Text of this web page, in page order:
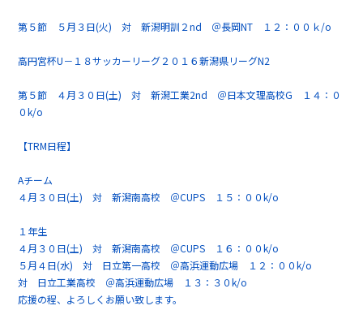
第５節 ５月３日(火) 対 新潟明訓２nd ＠長岡NT １２：００ｋ/o
高円宮杯U－１８サッカーリーグ２０１６新潟県リーグN2
第５節 ４月３０日(土) 対 新潟工業2nd ＠日本文理高校G １４：０
０k/o
【TRM日程】
Aチーム
４月３０日(土) 対 新潟南高校 ＠CUPS １５：００k/o
１年生
４月３０日(土) 対 新潟南高校 ＠CUPS １６：００k/o
５月４日(水) 対 日立第一高校 ＠高浜運動広場 １２：００k/o
対 日立工業高校 ＠高浜運動広場 １３：３０k/o
応援の程、よろしくお願い致します。